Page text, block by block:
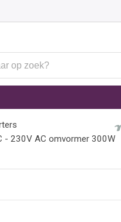
- 230V AC omvormer 300W